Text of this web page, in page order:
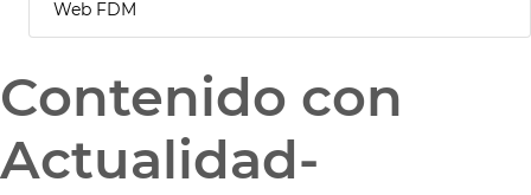
Web FDM
Contenido con
Actualidad-